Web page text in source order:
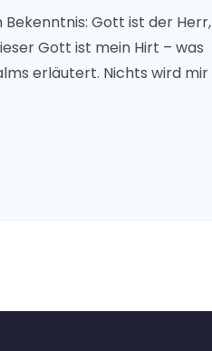
Gott ist der Herr,
Gott ist mein Hirt – was
erläutert. Nichts wird mir